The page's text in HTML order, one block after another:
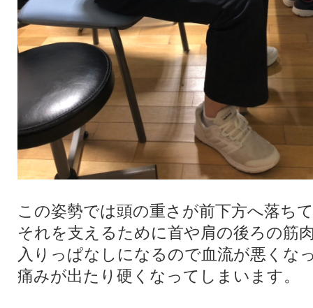
この姿勢では頭の重さが前下方へ落ち
それを支えるために首や肩の後ろの筋
入りっぱなしになるので血流が悪くな
痛みが出たり硬くなってしまいます。